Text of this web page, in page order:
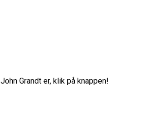
Grandt er, klik på knappen!